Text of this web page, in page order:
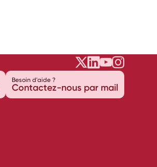
Opéra
Opéra
Opéra
Besoin d'aide ?
Contactez-nous par mail